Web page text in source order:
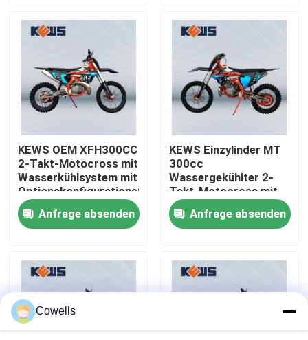
Über uns
Fabrik-Ausflug
Qualitätskontrolle
Treten Sie mit uns in Verbindung
Bloggen
Zwei Anschlag Enduro-Motorräder
Sammlungs-Motorräder
KEWS OEM XFH300CC
2-Takt-Motocross mit
Wasserkühlsystem mit
Optionskonfigurationen
Anfrage absenden
KEWS Einzylinder MT
300cc
Wassergekühlter 2-
Takt-Motocross mit
starker Leistung
Anfrage absenden
Cowells